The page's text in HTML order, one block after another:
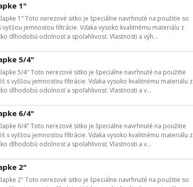
1"
1" Toto nerezové sitko je špeciálne navrhnuté na použitie so
jemnosťou filtrácie. Vďaka vysoko kvalitnému materiálu z
dlhodobú odolnosť a spoľahlivosť. Vlastnosti a výh...
5/4"
5/4" Toto nerezové sitko je špeciálne navrhnuté na použitie
s vyššou jemnosťou filtrácie. Vďaka vysoko kvalitnému materiálu z
dlhodobú odolnosť a spoľahlivosť. Vlastnosti a v...
6/4"
6/4" Toto nerezové sitko je špeciálne navrhnuté na použitie
s vyššou jemnosťou filtrácie. Vďaka vysoko kvalitnému materiálu z
dlhodobú odolnosť a spoľahlivosť. Vlastnosti a v...
2"
2" Toto nerezové sitko je špeciálne navrhnuté na použitie so